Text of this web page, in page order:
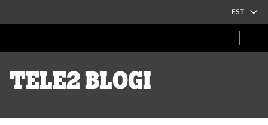
EST
Tele2 blogi